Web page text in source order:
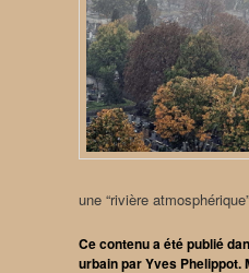
une “rivière
Ce contenu a été publié
urbainparYves Phelippot.